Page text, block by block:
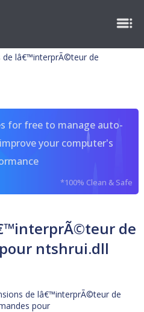
de lâ€™interprÃ©teur de
for free to manage auto-
your computer's
*100% Clean & Safe
de
ntshrui.dll
de lâ€™interprÃ©teur de
pour